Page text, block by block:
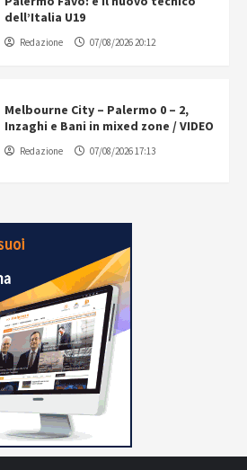
dell’Italia U19
Redazione 07/08/2026 20:12
Melbourne City – Palermo 0 – 2,
Inzaghi e Bani in mixed zone / VIDEO
Redazione 07/08/2026 17:13